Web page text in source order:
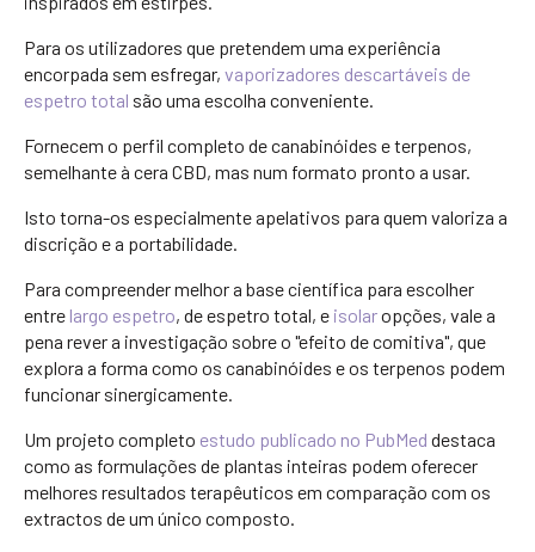
Para os utilizadores que pretendem uma experiência
encorpada sem esfregar, vaporizadores descartáveis de
espetro total são uma escolha conveniente.
Fornecem o perfil completo de canabinóides e terpenos,
semelhante à cera CBD, mas num formato pronto a usar.
Isto torna-os especialmente apelativos para quem valoriza a
discrição e a portabilidade.
Para compreender melhor a base científica para escolher
entre largo espetro, de espetro total, e isolaropções, vale a
pena rever a investigação sobre o "efeito de comitiva", que
explora a forma como os canabinóides e os terpenos podem
funcionar sinergicamente.
Um projeto completo estudo publicado no PubMed destaca
como as formulações de plantas inteiras podem oferecer
melhores resultados terapêuticos em comparação com os
extractos de um único composto.